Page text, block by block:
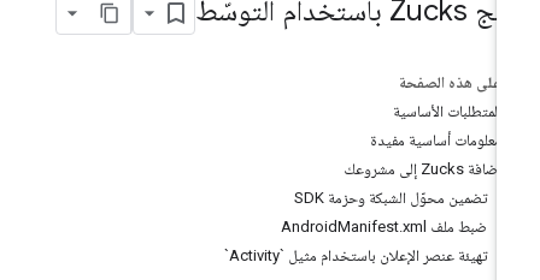
على هذه الصفحة
المتطلبات الأساسية
معلومات أساسية مفيدة
إضافة Zucks إلى مشروعك
تضمين محوّل الشبكة وحزمة SDK
ضبط ملف AndroidManifest.xml
تهيئة عنصر الإعلان باستخدام مثيل `Activity`